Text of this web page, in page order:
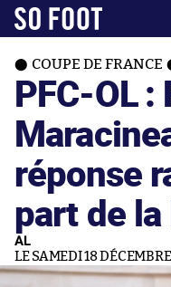
COUPE DE FRANCE
PFC-OL :
réponse
part de la
AL
LE SAMEDI 18